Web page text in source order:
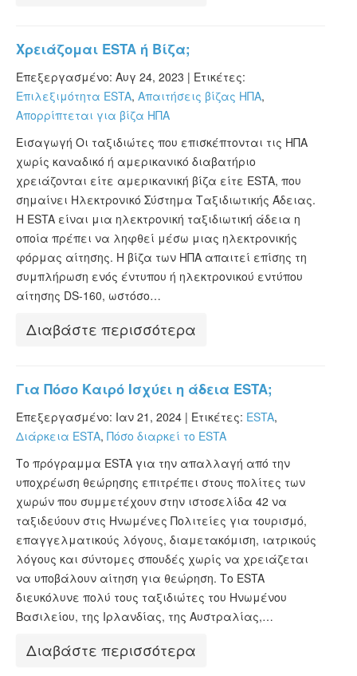
Χρειάζομαι ESTA ή Βίζα;
Επεξεργασμένο: Αυγ 24, 2023 | Ετικέτες:
Επιλεξιμότητα ESTA, Απαιτήσεις βίζας ΗΠΑ,
Απορρίπτεται για βίζα ΗΠΑ
Εισαγωγή Οι ταξιδιώτες που επισκέπτονται τις ΗΠΑ
χωρίς καναδικό ή αμερικανικό διαβατήριο
χρειάζονται είτε αμερικανική βίζα είτε ESTA, που
σημαίνει Ηλεκτρονικό Σύστημα Ταξιδιωτικής Άδειας.
Η ESTA είναι μια ηλεκτρονική ταξιδιωτική άδεια η
οποία πρέπει να ληφθεί μέσω μιας ηλεκτρονικής
φόρμας αίτησης. Η βίζα των ΗΠΑ απαιτεί επίσης τη
συμπλήρωση ενός έντυπου ή ηλεκτρονικού εντύπου
αίτησης DS-160, ωστόσο…
Διαβάστε περισσότερα
Για Πόσο Καιρό Ισχύει η άδεια ESTA;
Επεξεργασμένο: Ιαν 21, 2024 | Ετικέτες: ESTA,
Διάρκεια ESTA, Πόσο διαρκεί το ESTA
Το πρόγραμμα ESTA για την απαλλαγή από την
υποχρέωση θεώρησης επιτρέπει στους πολίτες των
χωρών που συμμετέχουν στην ιστοσελίδα 42 να
ταξιδεύουν στις Ηνωμένες Πολιτείες για τουρισμό,
επαγγελματικούς λόγους, διαμετακόμιση, ιατρικούς
λόγους και σύντομες σπουδές χωρίς να χρειάζεται
να υποβάλουν αίτηση για θεώρηση. Το ESTA
διευκόλυνε πολύ τους ταξιδιώτες του Ηνωμένου
Βασιλείου, της Ιρλανδίας, της Αυστραλίας,…
Διαβάστε περισσότερα